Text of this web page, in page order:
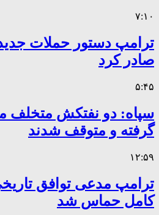
۷:۱۰
ترامپ دستور حملات جدید
صادر کرد
۵:۴۵
سپاه: دو نفتکش متخلف
گرفته و متوقف شدند
۱۲:۵۹
ترامپ مدعی توافق
کامل حماس شد